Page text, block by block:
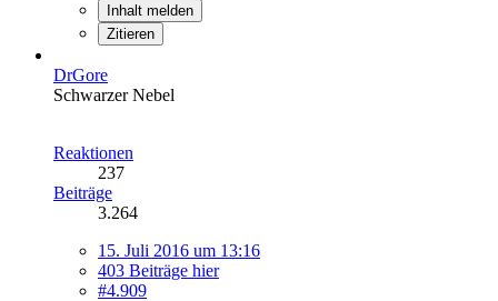
Inhalt melden
Zitieren
DrGore
Schwarzer Nebel
Reaktionen
237
Beiträge
3.264
15. Juli 2016 um 13:16
403 Beiträge hier
#4.909